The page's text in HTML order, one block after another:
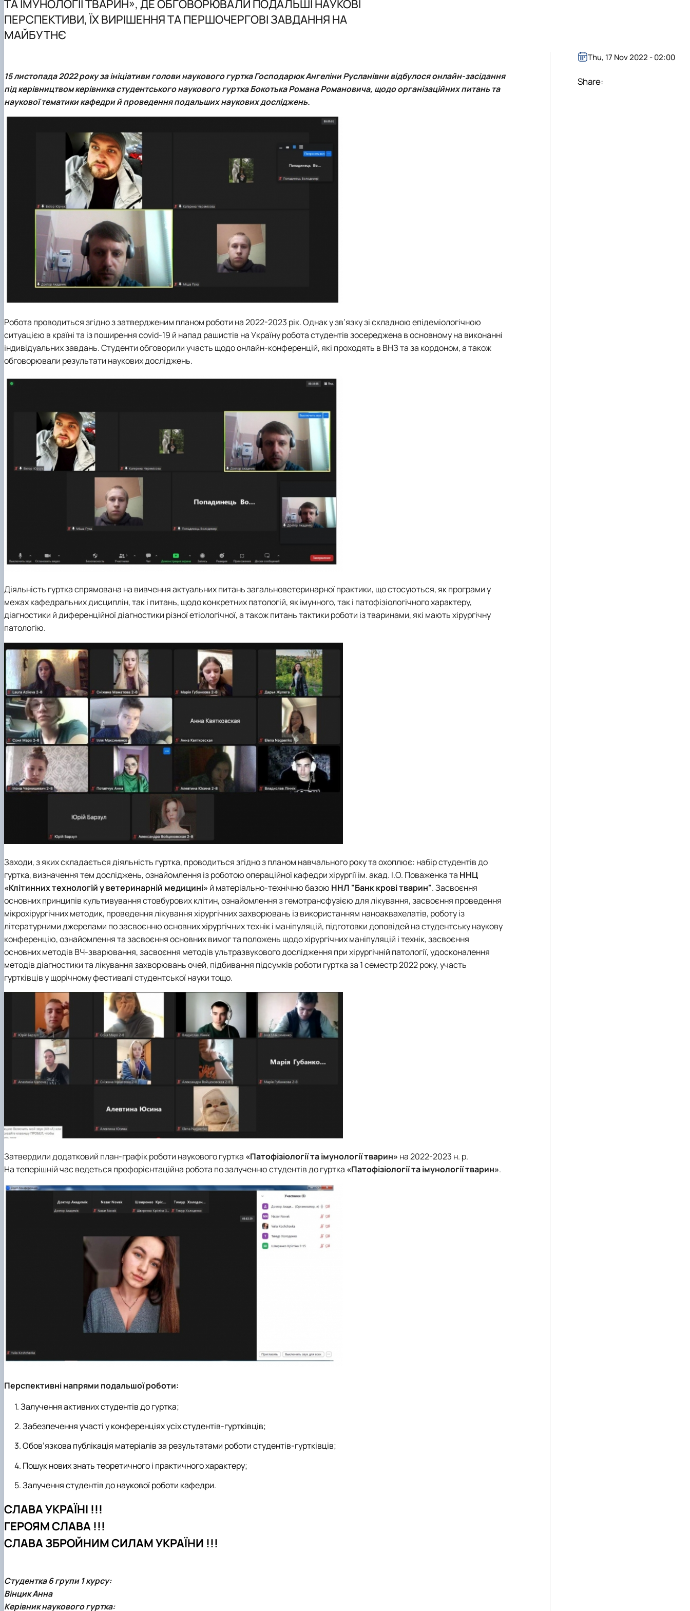
Conference proceedings
ТА ІМУНОЛОГІЇ ТВАРИН», ДЕ ОБГОВОРЮВАЛИ ПОДАЛЬШІ НАУКОВІ
ПЕРСПЕКТИВИ, ЇХ ВИРІШЕННЯ ТА ПЕРШОЧЕРГОВІ ЗАВДАННЯ НА
МАЙБУТНЄ
15 листопада 2022 року за ініціативи голови наукового гуртка Господарюк Ангеліни Русланівни відбулося онлайн-засідання
під керівництвом керівника студентського наукового гурткаБокотька Романа Романовича, щодо організаційних питань та
наукової тематики кафедри й проведення подальших наукових досліджень.
Робота проводиться згідно з затвердженим планом роботи на 2022-2023 рік. Однак у зв’язку зі складною епідеміологічною
ситуацією в країні та із поширення covid-19 й напад рашистів на Україну робота студентів зосереджена в основному на виконанні
індивідуальних завдань. Студенти обговорили участь щодо онлайн-конференцій, які проходять в ВНЗ та за кордоном, а також
обговорювали результати наукових досліджень.
Діяльність гуртка спрямована на вивчення актуальних питань загальноветеринарної практики, що стосуються, як програми у
межах кафедральних дисциплін, так і питань, щодо конкретних патологій, як імунного, так і патофізіологічного характеру,
діагностики й диференційної діагностики різної етіологічної, а також питань тактики роботи із тваринами, які мають хірургічну
патологію.
Заходи, з яких складається діяльність гуртка, проводиться згідно з планом навчального року та охоплює: набір студентів до
гуртка, визначення тем досліджень, ознайомлення із роботою операційної кафедри хірургії ім. акад. І.О. Поваженка та ННЦ
«Клітинних технологій у ветеринарній медицині» й матеріально-технічню базою ННЛ "Банк крові тварин". Засвоєння
основних принципів культивування стовбурових клітин, ознайомлення з гемотрансфузією для лікування, засвоєння проведення
мікрохірургічних методик, проведення лікування хірургічних захворювань із використанням наноаквахелатів, роботу із
літературними джерелами по засвоєнню основних хірургічних технік і маніпуляцій, підготовки доповідей на студентську наукову
конференцію, ознайомлення та засвоєння основних вимог та положень щодо хірургічних маніпуляцій і технік, засвоєння
основних методів ВЧ-зварювання, засвоєння методів ультразвукового дослідження при хірургічній патології, удосконалення
методів діагностики та лікування захворювань очей, підбивання підсумків роботи гуртка за 1 семестр 2022 року, участь
гуртківців у щорічному фестивалі студентської науки тощо.
Затвердили додатковий план-графік роботи наукового гуртка «Патофізіології та імунології тварин» на 2022-2023 н. р.
На теперішній час ведеться профорієнтаційна робота по залученню студентів до гуртка «Патофізіології та імунології тварин».
Перспективні напрями подальшої роботи:
Залучення активних студентів до гуртка;
Забезпечення участі у конференціях усіх студентів-гуртківців;
Обов’язкова публікація матеріалів за результатами роботи студентів-гуртківців;
Пошук нових знать теоретичного і практичного характеру;
Залучення студентів до наукової роботи кафедри.
СЛАВА УКРАЇНІ !!!
ГЕРОЯМ СЛАВА !!!
СЛАВА ЗБРОЙНИМ СИЛАМ УКРАЇНИ !!!
Студентка 6 групи 1 курсу:
Вінцик Анна
Керівник наукового гуртка:
Thu, 17 Nov 2022 - 02:00
Share: